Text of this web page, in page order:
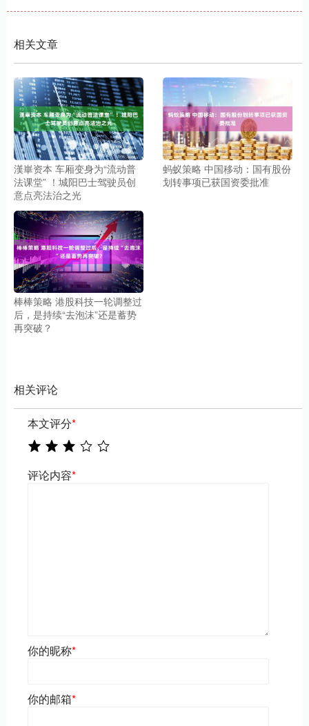
相关文章
漢崋资本 车厢变身为“流动普
法课堂” ！城阳巴士驾驶员创
意点亮法治之光
蚂蚁策略 中国移动：国有股份
划转事项已获国资委批准
棒棒策略 港股科技一轮调整过
后，是持续“去泡沫”还是蓄势
再突破？
相关评论
本文评分*
评论内容*
你的昵称*
你的邮箱*